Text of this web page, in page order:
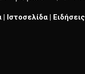
Ιστοσελίδα | Ειδήσεις